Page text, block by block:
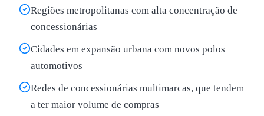
Regiões metropolitanas com alta concentração de
concessionárias
Cidades em expansão urbana com novos polos
automotivos
Redes de concessionárias multimarcas, que tendem
a ter maior volume de compras